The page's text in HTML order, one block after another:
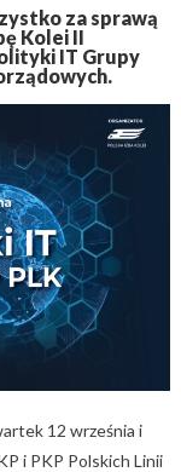
za sprawą
Kolei II
IT Grupy
12 września i
i PKP Polskich Linii